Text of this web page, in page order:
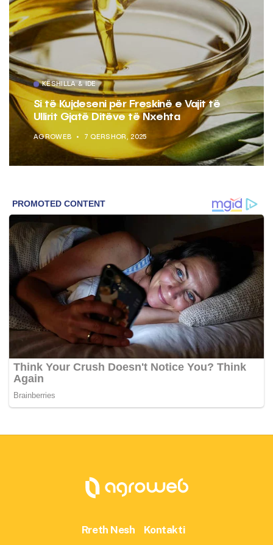
KËSHILLA & IDE
Si të Kujdeseni për Freskinë e Vajit të
Ullirit Gjatë Ditëve të Nxehta
AGROWEB 7 QERSHOR, 2025
Rreth Nesh Kontakti